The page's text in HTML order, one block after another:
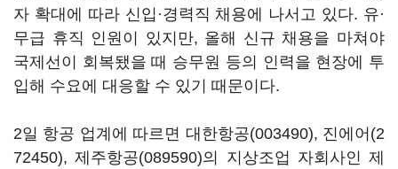
자 확대에 따라 신입·경력직 채용에 나서고 있다. 유·
무급 휴직 인원이 있지만, 올해 신규 채용을 마쳐야
국제선이 회복됐을 때 승무원 등의 인력을 현장에 투
입해 수요에 대응할 수 있기 때문이다.
2일 항공 업계에 따르면 대한항공(003490), 진에어(2
72450),제주항공(089590)의 지상조업 자회사인 제